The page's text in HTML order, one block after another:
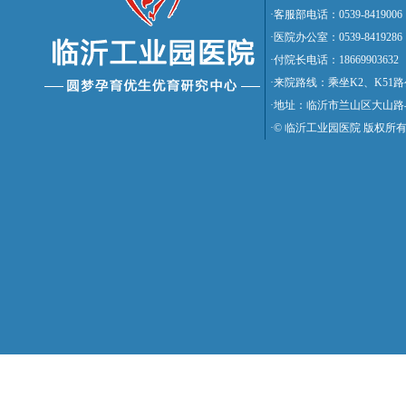
·客服部电话：0539-8419006
·医院办公室：0539-8419286
·付院长电话：18669903632
·来院路线：乘坐K2、K51
·地址：临沂市兰山区大山
·© 临沂工业园医院 版权所